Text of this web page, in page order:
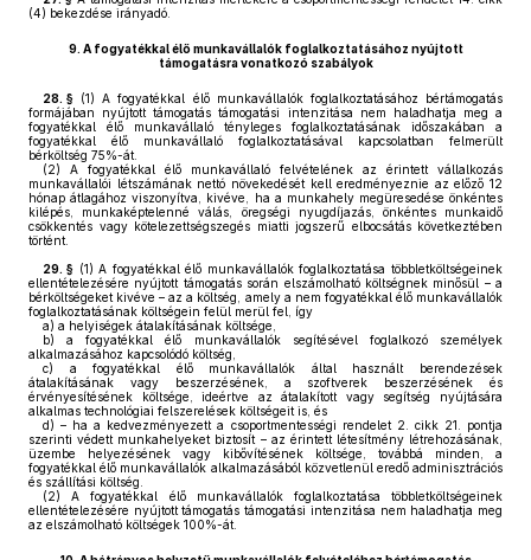
(4) bekezdése irányadó.
9. A fogyatékkal élő munkavállalók foglalkoztatásához nyújtott
támogatásra vonatkozó szabályok
28. § (1) A fogyatékkal élő munkavállalók foglalkoztatásához bértámogatás
formájában nyújtott támogatás támogatási intenzitása nem haladhatja meg a
fogyatékkal élő munkavállaló tényleges foglalkoztatásának időszakában a
fogyatékkal élő munkavállaló foglalkoztatásával kapcsolatban felmerült
bérköltség 75%-át.
(2) A fogyatékkal élő munkavállaló felvételének az érintett vállalkozás
munkavállalói létszámának nettó növekedését kell eredményeznie az előző 12
hónap átlagához viszonyítva, kivéve, ha a munkahely megüresedése önkéntes
kilépés, munkaképtelenné válás, öregségi nyugdíjazás, önkéntes munkaidő
csökkentés vagy kötelezettségszegés miatti jogszerű elbocsátás következtében
történt.
29. § (1) A fogyatékkal élő munkavállalók foglalkoztatása többletköltségeinek
ellentételezésére nyújtott támogatás során elszámolható költségnek minősül – a
bérköltségeket kivéve – az a költség, amely a nem fogyatékkal élő munkavállalók
foglalkoztatásának költségein felül merül fel, így
a) a helyiségek átalakításának költsége,
b) a fogyatékkal élő munkavállalók segítésével foglalkozó személyek
alkalmazásához kapcsolódó költség,
c) a fogyatékkal élő munkavállalók által használt berendezések
átalakításának vagy beszerzésének, a szoftverek beszerzésének és
érvényesítésének költsége, ideértve az átalakított vagy segítség nyújtására
alkalmas technológiai felszerelések költségeit is, és
d) – ha a kedvezményezett a csoportmentességi rendelet 2. cikk 21. pontja
szerinti védett munkahelyeket biztosít – az érintett létesítmény létrehozásának,
üzembe helyezésének vagy kibővítésének költsége, továbbá minden, a
fogyatékkal élő munkavállalók alkalmazásából közvetlenül eredő adminisztrációs
és szállítási költség.
(2) A fogyatékkal élő munkavállalók foglalkoztatása többletköltségeinek
ellentételezésére nyújtott támogatás támogatási intenzitása nem haladhatja meg
az elszámolható költségek 100%-át.